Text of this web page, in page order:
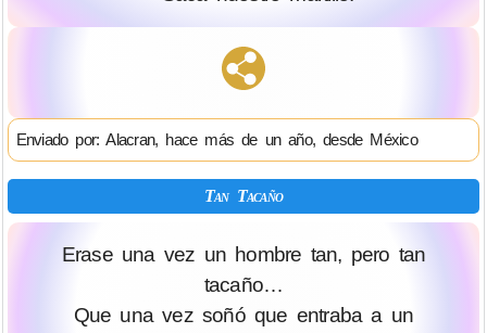
Enviado por: Alacran, hace más de un año, desde México
Tan Tacaño
Erase una vez un hombre tan, pero tan
tacaño…
Que una vez soñó que entraba a un